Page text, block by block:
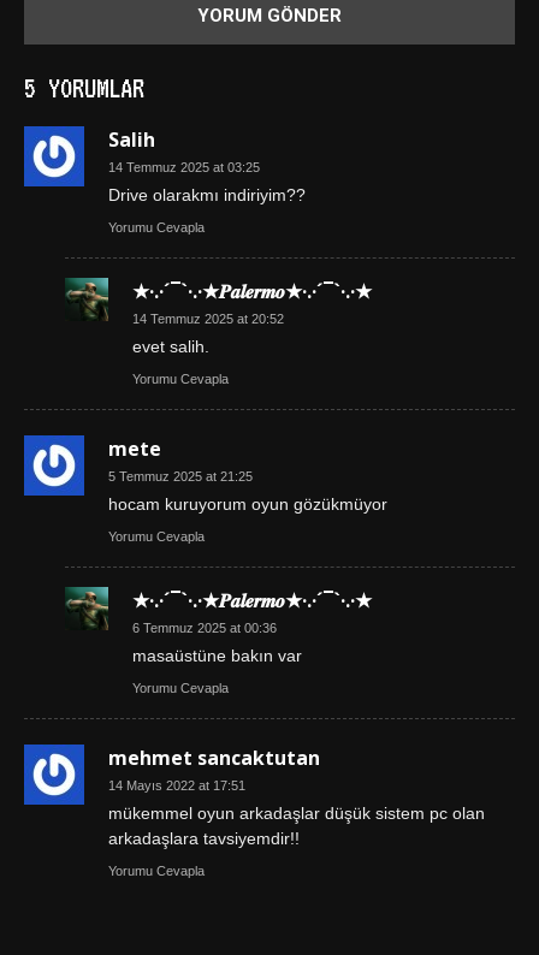
5 YORUMLAR
Salih
14 Temmuz 2025 at 03:25
Drive olarakmı indiriyim??
Yorumu Cevapla
★·.·´¯`·.·★𝑷𝒂𝒍𝒆𝒓𝒎𝒐★·.·´¯`·.·★
14 Temmuz 2025 at 20:52
evet salih.
Yorumu Cevapla
mete
5 Temmuz 2025 at 21:25
hocam kuruyorum oyun gözükmüyor
Yorumu Cevapla
★·.·´¯`·.·★𝑷𝒂𝒍𝒆𝒓𝒎𝒐★·.·´¯`·.·★
6 Temmuz 2025 at 00:36
masaüstüne bakın var
Yorumu Cevapla
mehmet sancaktutan
14 Mayıs 2022 at 17:51
mükemmel oyun arkadaşlar düşük sistem pc olan
arkadaşlara tavsiyemdir!!
Yorumu Cevapla